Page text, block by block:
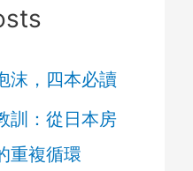
沫，四本必讀
訓：從日本房
重複循環